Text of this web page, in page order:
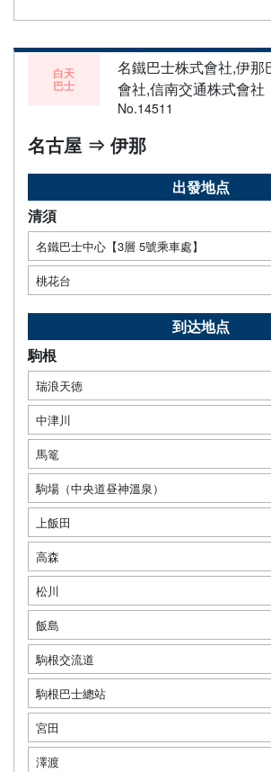
白天
巴士
名鐵巴士株式會社,伊那
會社,信南交通株式會社
No.14511
名古屋 ⇒ 伊那
出發地点
清須
名鐵巴士中心【3層 5號乘車處】
桃花台
到达地点
駒根
瑞浪天徳
中津川
馬篭
駒場（中央道昼神溫泉）
上飯田
高森
松川
飯島
駒根交流道
駒根巴士總站
宮田
澤渡